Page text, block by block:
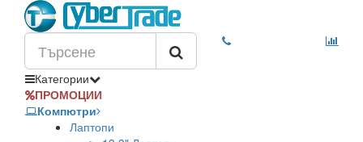
Категории
ПРОМОЦИИ
Компютри
Лаптопи